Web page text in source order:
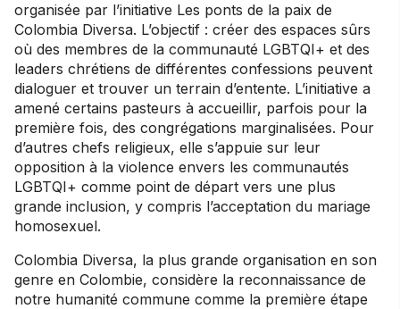
organisée par l’initiative Les ponts de la paix de
Colombia Diversa. L’objectif : créer des espaces sûrs
où des membres de la communauté LGBTQI+ et des
leaders chrétiens de différentes confessions peuvent
dialoguer et trouver un terrain d’entente. L’initiative a
amené certains pasteurs à accueillir, parfois pour la
première fois, des congrégations marginalisées. Pour
d’autres chefs religieux, elle s’appuie sur leur
opposition à la violence envers les communautés
LGBTQI+ comme point de départ vers une plus
grande inclusion, y compris l’acceptation du mariage
homosexuel.
Colombia Diversa, la plus grande organisation en son
genre en Colombie, considère la reconnaissance de
notre humanité commune comme la première étape